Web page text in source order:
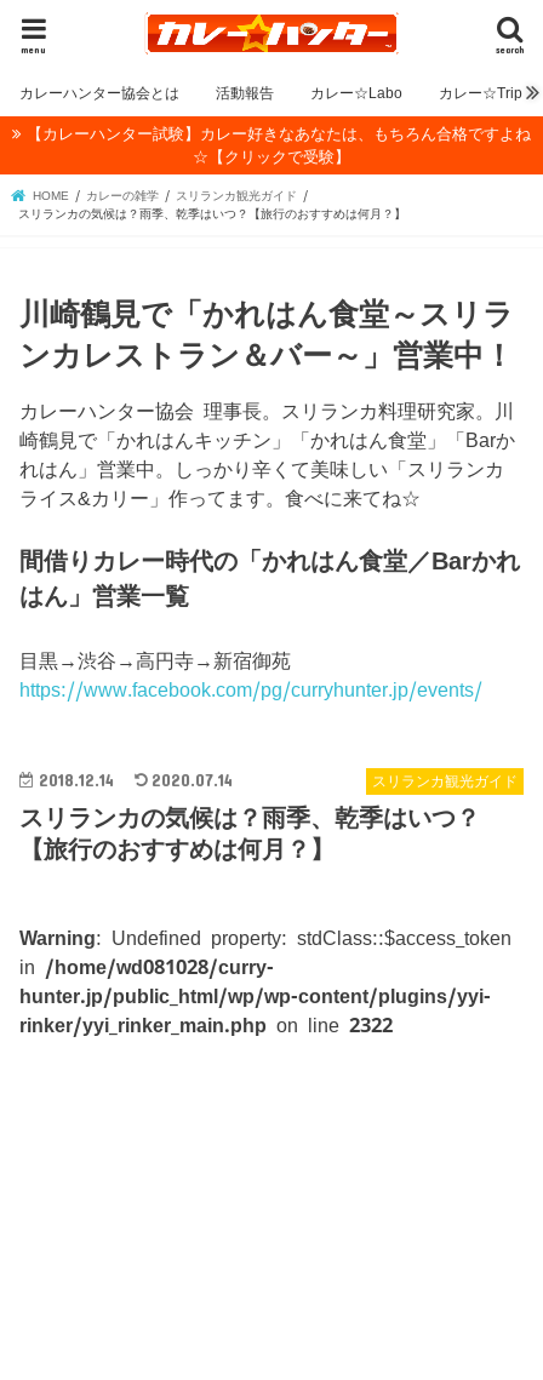
search
menu
カレーハンター協会とは 活動報告 カレー☆Labo カレー☆Trip
【カレーハンター試験】カレー好きなあなたは、もちろん合格ですよね
☆【クリックで受験】
HOME カレーの雑学
スリランカ観光ガイド
スリランカの気候は？雨季、乾季はいつ？【旅行のおすすめは何月？】
川崎鶴見で「かれはん食堂～スリラ
ンカレストラン＆バー～」営業中！
カレーハンター協会 理事長。スリランカ料理研究家。川
崎鶴見で「かれはんキッチン」「かれはん食堂」「Barか
れはん」営業中。しっかり辛くて美味しい「スリランカ
ライス&カリー」作ってます。食べに来てね☆
間借りカレー時代の「かれはん食堂／Barかれ
はん」営業一覧
目黒→渋谷→高円寺→新宿御苑
https://www.facebook.com/pg/curryhunter.jp/events/
スリランカ観光ガイド
2018.12.14 2020.07.14
スリランカの気候は？雨季、乾季はいつ？
【旅行のおすすめは何月？】
Warning: Undefined property: stdClass::$access_token
in /home/wd081028/curry-
hunter.jp/public_html/wp/wp-content/plugins/yyi-
rinker/yyi_rinker_main.php on line2322